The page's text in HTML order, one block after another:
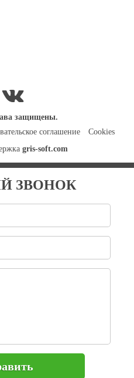
защищены.
соглашение
Cookies
gris-soft.com
ЗВОНОК